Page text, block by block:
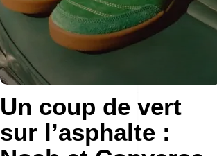
Un coup de vert
sur l’asphalte :